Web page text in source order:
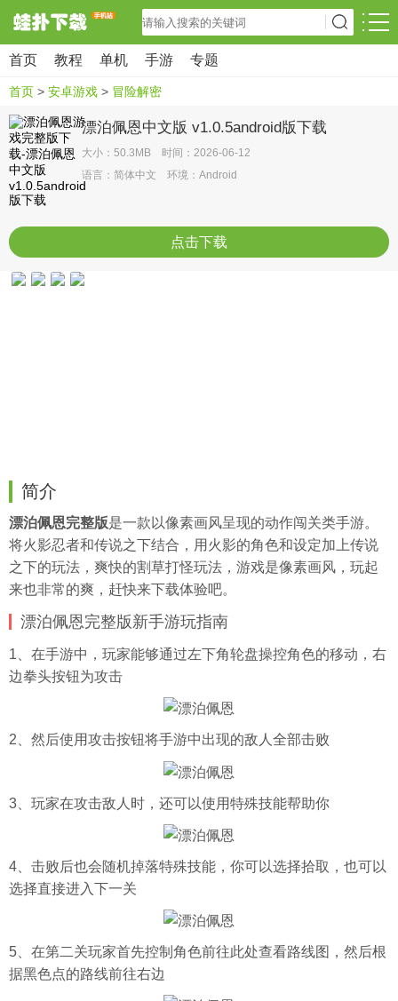
首页 教程 单机 手游 专题
首页 > 安卓游戏 > 冒险解密
漂泊佩恩中文版 v1.0.5android版下载
大小：50.3MB 时间：2026-06-12
语言：简体中文 环境：Android
点击下载
简介
漂泊佩恩完整版是一款以像素画风呈现的动作闯关类手游。
将火影忍者和传说之下结合，用火影的角色和设定加上传说
之下的玩法，爽快的割草打怪玩法，游戏是像素画风，玩起
来也非常的爽，赶快来下载体验吧。
漂泊佩恩完整版新手游玩指南
1、在手游中，玩家能够通过左下角轮盘操控角色的移动，右
边拳头按钮为攻击
2、然后使用攻击按钮将手游中出现的敌人全部击败
3、玩家在攻击敌人时，还可以使用特殊技能帮助你
4、击败后也会随机掉落特殊技能，你可以选择拾取，也可以
选择直接进入下一关
5、在第二关玩家首先控制角色前往此处查看路线图，然后根
据黑色点的路线前往右边